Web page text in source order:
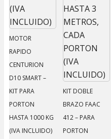
MOTOR
RAPIDO
CENTURION
D10 SMART –
KIT PARA
PORTON
HASTA 1000 KG
(IVA INCLUIDO)
KIT DOBLE
BRAZO FAAC
412 – PARA
PORTON